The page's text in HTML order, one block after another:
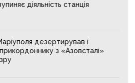
діяльність станція
дезертирував і
з «Азовсталі»